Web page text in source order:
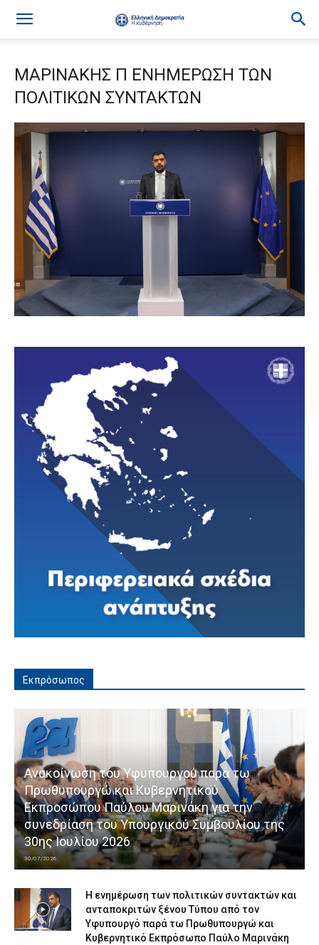
ΜΑΡΙΝΑΚΗΣ Π ΕΝΗΜΕΡΩΣΗ ΤΩΝ
ΠΟΛΙΤΙΚΩΝ ΣΥΝΤΑΚΤΩΝ
Εκπρόσωπος
Ανακοίνωση του Υφυπουργού παρά τω
Πρωθυπουργώ και Κυβερνητικού
Εκπροσώπου Παύλου Μαρινάκη για την
συνεδρίαση του Υπουργικού Συμβουλίου της
30ης Ιουλίου 2026
30/07/2026
Η ενημέρωση των πολιτικών συντακτών και
ανταποκριτών ξένου Τύπου από τον
Υφυπουργό παρά τω Πρωθυπουργώ και
Κυβερνητικό Εκπρόσωπο Παύλο Μαρινάκη